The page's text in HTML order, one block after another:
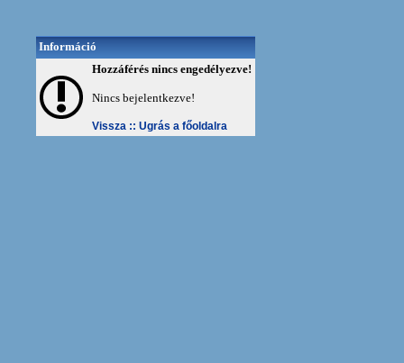
Információ
Hozzáférés nincs engedélyezve!
Nincs bejelentkezve!
Vissza :: Ugrás a főoldalra